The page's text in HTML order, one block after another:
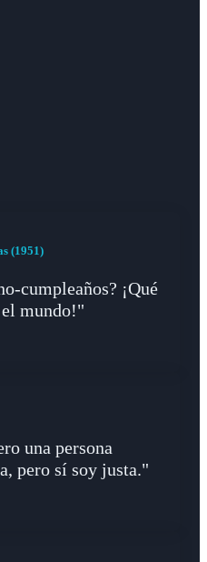
(1951)
cumpleaños? ¡Qué
el mundo!"
una persona
pero sí soy justa."